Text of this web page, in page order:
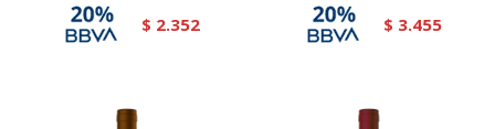
$ 2.352 $ 3.455